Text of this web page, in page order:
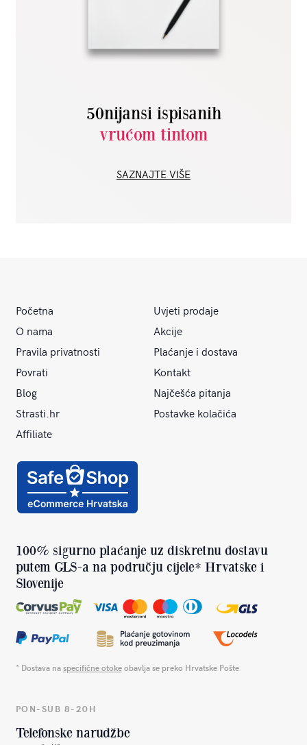
50nijansi ispisanih
vrućom tintom
SAZNAJTE VIŠE
Početna
Uvjeti prodaje
O nama
Akcije
Pravila privatnosti
Plaćanje i dostava
Povrati
Kontakt
Blog
Najčešća pitanja
Strasti.hr
Postavke kolačića
Affiliate
100% sigurno plaćanje uz diskretnu dostavu
putem GLS-a na području cijele* Hrvatske i
Slovenije
* Dostava naspecifične otokeobavlja se preko Hrvatske Pošte
PON-SUB 8-20H
Telefonske narudžbe